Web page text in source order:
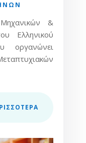
&
Ελληνικού
οργανώνει